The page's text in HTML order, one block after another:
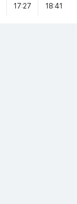
17:27 18:41